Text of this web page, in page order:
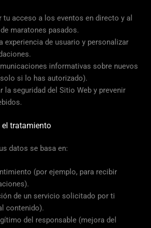
tu acceso a los eventos en directo y al
maratones pasados.
experiencia de usuario y personalizar
informativas sobre nuevos
si lo has autorizado).
la seguridad del Sitio Web y prevenir
el tratamiento
datos se basa en:
(por ejemplo, para recibir
de un servicio solicitado por ti
contenido).
del responsable (mejora del